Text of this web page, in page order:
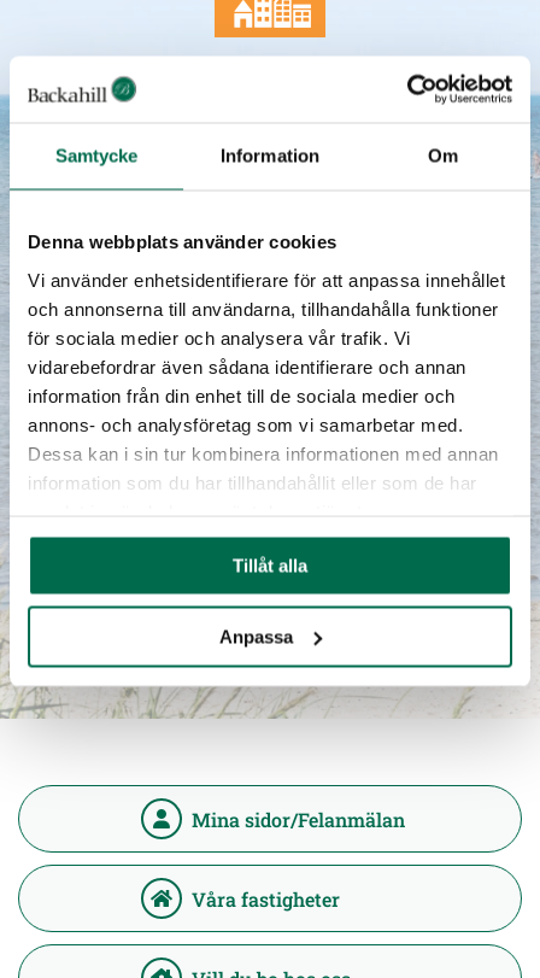
Samtycke Information Om
Denna webbplats använder cookies
Vi använder enhetsidentifierare för att anpassa innehållet
och annonserna till användarna, tillhandahålla funktioner
för sociala medier och analysera vår trafik. Vi
vidarebefordrar även sådana identifierare och annan
information från din enhet till de sociala medier och
annons- och analysföretag som vi samarbetar med.
Dessa kan i sin tur kombinera informationen med annan
information som du har tillhandahållit eller som de har
Tillåt alla
Anpassa
Mina sidor/Felanmälan
Våra fastigheter